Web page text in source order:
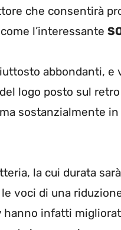
che consentirà
l’interessante
abbondanti,
logo posto sul
sostanzialmente
la cui durata
voci di una
hanno infatti